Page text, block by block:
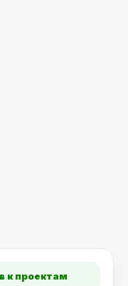
к проектам